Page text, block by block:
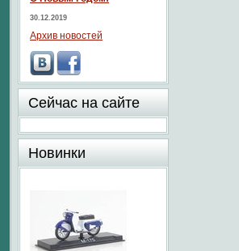
30.12.2019
Архив новостей
Сейчас на сайте
Новинки